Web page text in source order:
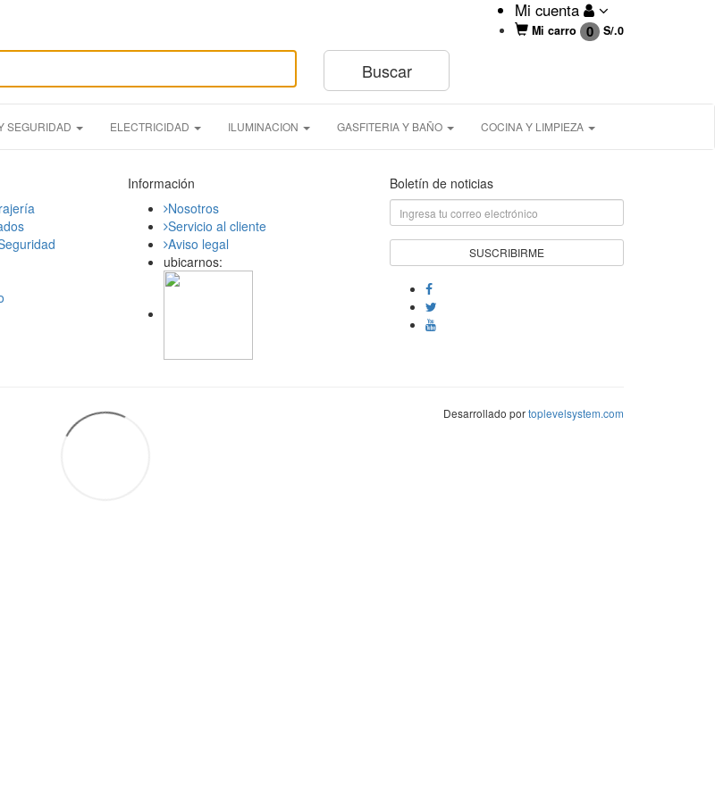
Mi cuenta
Mi carro 0 S/.0
SEGURIDAD ELECTRICIDAD ILUMINACION GASFITERIA Y BAÑO COCINA Y LIMPIEZA
Información
Nosotros
Servicio al cliente
Aviso legal
ubicarnos:
Boletín de noticias
Desarrollado portoplevelsystem.com